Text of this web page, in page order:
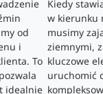
od
i
To
idealnie
Kiedy
w kierunku
musimy
ziemnymi,
kluczowe
uruchomić